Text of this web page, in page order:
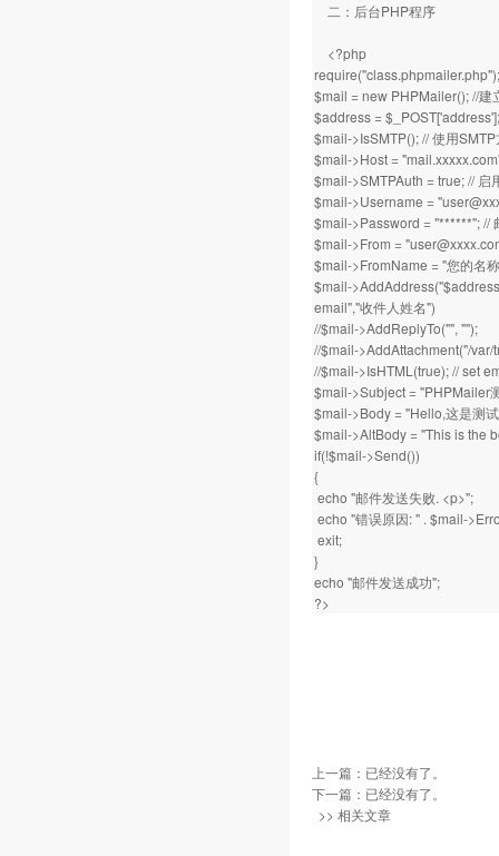
二：后台PHP程序
<?php
$mail = new PHPMailer(); //建
$address = $_POST['address'];
$mail->IsSMTP(); // 使用
$mail->Host =
$mail->SMTPAuth = true; // 启
$mail->Username = "
$mail->Password = "******"; //
$mail->From = "
$mail->FromName = "您的名
$mail-
email","收件人姓名")
//$mail->AddReplyTo("", "");
//$mail->AddAttachment("/var/
//$mail->IsHTML(true); // set
$mail->Subject = "PHPMailer
$mail->Body = "Hello,这是测
$mail->AltBody = "This is the
if(!$mail->Send())
{
echo "邮件发送失败. <p>";
echo "错误原因: " . $mail-
exit;
}
echo "邮件发送成功";
?>
上一篇：已经没有了。
下一篇：已经没有了。
>> 相关文章